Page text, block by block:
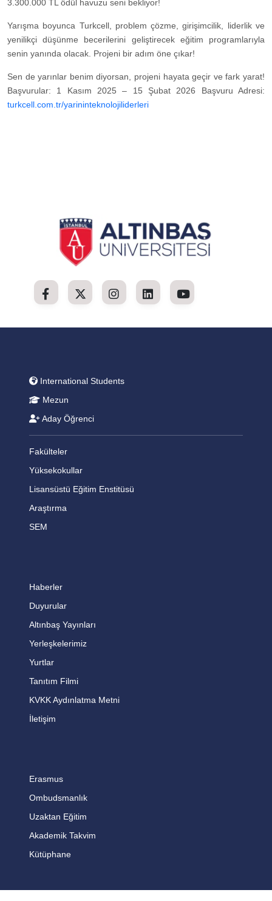
3.300.000 TL ödül havuzu seni bekliyor!
Yarışma boyunca Turkcell, problem çözme, girişimcilik, liderlik ve
yenilikçi düşünme becerilerini geliştirecek eğitim programlarıyla
senin yanında olacak. Projeni bir adım öne çıkar!
Sen de yarınlar benim diyorsan, projeni hayata geçir ve fark yarat!
Başvurular: 1 Kasım 2025 – 15 Şubat 2026 Başvuru Adresi:
turkcell.com.tr/yarininteknolojiliderleri
International Students
Mezun
Aday Öğrenci
Fakülteler
Yüksekokullar
Lisansüstü Eğitim Enstitüsü
Araştırma
SEM
Haberler
Duyurular
Altınbaş Yayınları
Yerleşkelerimiz
Yurtlar
Tanıtım Filmi
KVKK Aydınlatma Metni
İletişim
Erasmus
Ombudsmanlık
Uzaktan Eğitim
Akademik Takvim
Kütüphane